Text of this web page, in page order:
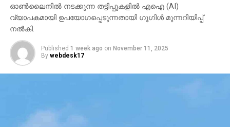
ഓണ്‍ലൈനില്‍ നടക്കുന്ന തട്ടിപ്പുകളില്‍ എഐ (AI)
വ്യാപകമായി ഉപയോഗപ്പെടുന്നതായി ഗൂഗിള്‍ മുന്നറിയിപ്പ്
നല്‍കി.
Published 1 week ago on November 11, 2025
By webdesk17